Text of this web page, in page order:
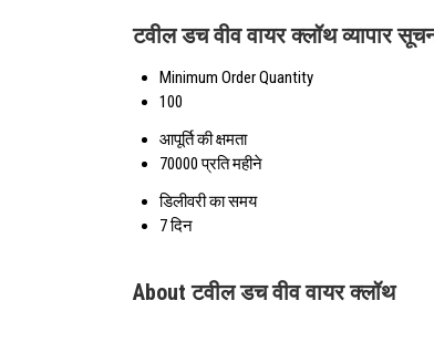
टवील डच वीव वायर क्लॉथ व्यापार
Minimum Order Quantity
100
आपूर्ति की क्षमता
70000 प्रति महीने
डिलीवरी का समय
7 दिन
About टवील डच वीव वायर क्लॉथ